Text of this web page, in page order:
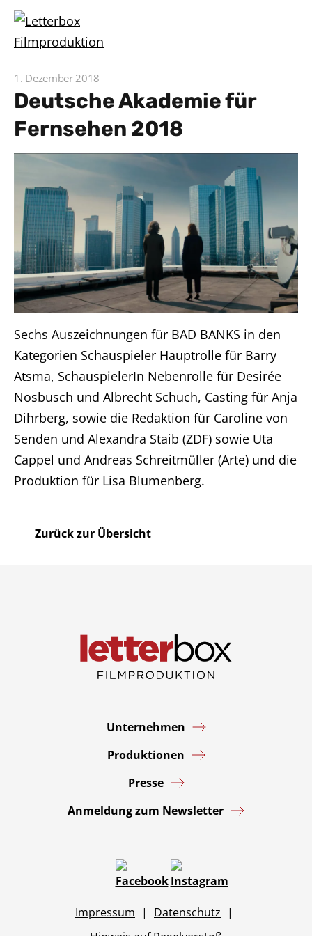
1. Dezember 2018
Deutsche Akademie für
Fernsehen 2018
Sechs Auszeichnungen für BAD BANKS in den
Kategorien Schauspieler Hauptrolle für Barry
Atsma, SchauspielerIn Nebenrolle für Desirée
Nosbusch und Albrecht Schuch, Casting für Anja
Dihrberg, sowie die Redaktion für Caroline von
Senden und Alexandra Staib (ZDF) sowie Uta
Cappel und Andreas Schreitmüller (Arte) und die
Produktion für Lisa Blumenberg.
Zurück zur Übersicht
Unternehmen
Produktionen
Presse
Anmeldung zum Newsletter
Impressum
Datenschutz
Home
Unternehmen
Produktionen